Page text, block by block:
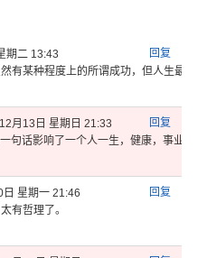
回复
期二 13:43
然有某种程度上的所谓成功，但人生最基
回复
月13日 星期日 21:33
句话影响了一个人一生，健康，事业，
回复
星期一 21:46
有哲理了。